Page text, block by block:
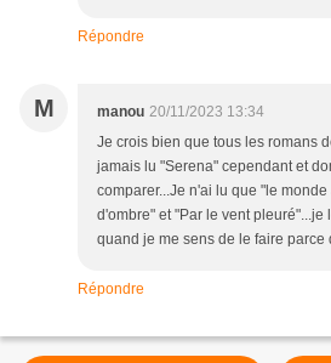
Répondre
M manou 20/11/2023 13:34
Je crois bien que tous les romans
jamais lu "Serena" cependant et
comparer...Je n'ai lu que "le
d'ombre" et "Par le vent pleuré"...je
quand je me sens de le faire parce
Répondre